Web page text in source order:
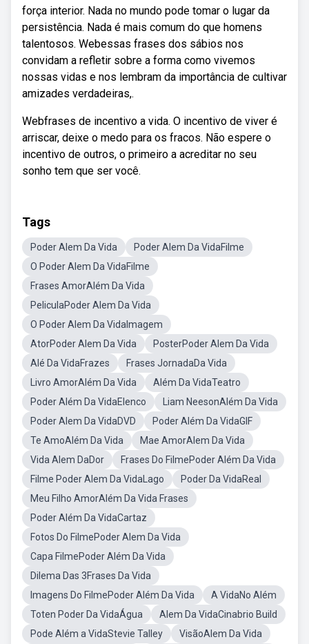
força interior. Nada no mundo pode tomar o lugar da
persistência. Nada é mais comum do que homens
talentosos. Webessas frases dos sábios nos
convidam a refletir sobre a forma como vivemos
nossas vidas e nos lembram da importância de cultivar
amizades verdadeiras,.
Webfrases de incentivo a vida. O incentivo de viver é
arriscar, deixe o medo para os fracos. Não espere o
incentivo de outros, o primeiro a acreditar no seu
sonho tem que ser você.
Tags
Poder Alem Da Vida
Poder Alem Da VidaFilme
O Poder Alem Da VidaFilme
Frases AmorAlém Da Vida
PeliculaPoder Alem Da Vida
O Poder Alem Da VidaImagem
AtorPoder Alem Da Vida
PosterPoder Alem Da Vida
Alé Da VidaFrazes
Frases JornadaDa Vida
Livro AmorAlém Da Vida
Além Da VidaTeatro
Poder Além Da VidaElenco
Liam NeesonAlém Da Vida
Poder Alem Da VidaDVD
Poder Além Da VidaGIF
Te AmoAlém Da Vida
Mae AmorAlem Da Vida
Vida Alem DaDor
Frases Do FilmePoder Além Da Vida
Filme Poder Alem Da VidaLago
Poder Da VidaReal
Meu Filho AmorAlém Da Vida Frases
Poder Além Da VidaCartaz
Fotos Do FilmePoder Alem Da Vida
Capa FilmePoder Além Da Vida
Dilema Das 3Frases Da Vida
Imagens Do FilmePoder Além Da Vida
A VidaNo Além
Toten Poder Da VidaÁgua
Alem Da VidaCinabrio Build
Pode Além a VidaStevie Talley
VisãoAlem Da Vida